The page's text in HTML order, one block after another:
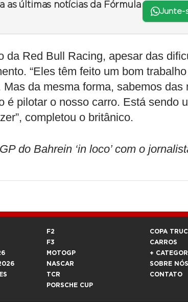
as últimas notícias da Fórmula
Junte-
da Red Bull Racing, apesar das
“Eles têm feito um bom
da mesma forma, sabemos das
é pilotar o nosso carro. Está sendo
completou o britânico.
do Bahrein ‘in loco’ com o
F2
F3
MOTOGP
NASCAR
TCR
PORSCHE CUP
COPA
CARROS
+
SOBRE NÓS
CONTATO